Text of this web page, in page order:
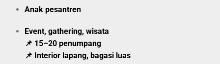
Anak pesantren
Event, gathering, wisata
📌 15–20 penumpang
📌 Interior lapang, bagasi luas